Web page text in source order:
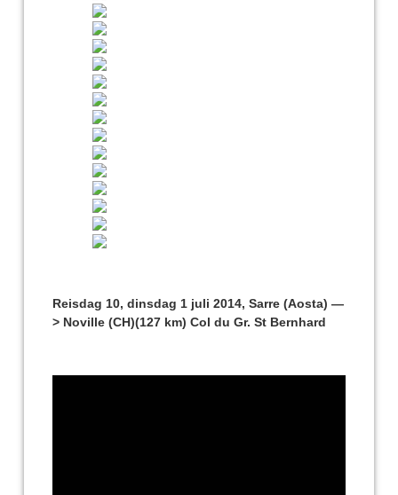
Reisdag 10, dinsdag 1 juli 2014, Sarre (Aosta) —
> Noville (CH)(127 km) Col du Gr. St Bernhard